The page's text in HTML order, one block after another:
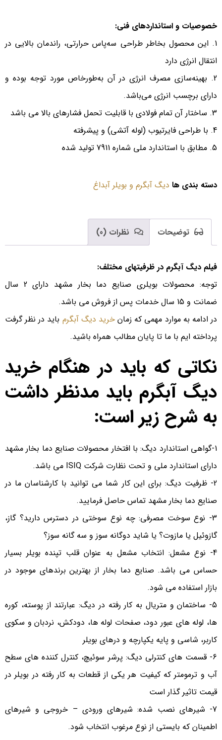
خصوصیات و استانداردهای فنی:
این محصول بخاطر طراحی سه‌پاس حرارتی، راندمان بالایی در
انتقال انرژی دارد
بهینه‌سازی مصرف انرژی در آن به‌طورخاص مورد توجه بوده و
دارای برچسب انرژی می‌باشد.
ساختار آن تمام فولادی با قابلیت تحمل فشارهای بالا می باشد
با طراحی فایرتیوب (لوله آتشی) و پیشرفته
مطابق با استاندارد ملی شماره 7911 تولید شده
دسته بندی ها دیگ آبگرم و بویلر آبداغ
توضیحات نظرات (0)
فیلم دیگ آبگرم در ظرفیتهای مختلف:
توجه: محصولات بویلری صنایع دما بخار مشهد دارای 2 سال
ضمانت و 15 سال خدمات پس از فروش می باشد.
در ادامه به موارد مهمی که زمانخرید دیگ آبگرم باید در نظر گرفت
پرداخته ایم با ما تا پایان مطالب همراه باشید.
نکاتی که باید در هنگام خرید
دیگ آبگرم باید مدنظر داشت
به شرح زیر است:
1-گواهی استاندارد دیگ: با افتخار محصولات صنایع دما بخار مشهد
دارای استاندارد ملی و تحت نظارت شرکت ISIQ می باشد.
2- ظرفیت دیگ: برای این کار شما می توانید با کارشناسان ما در
صنایع دما بخار مشهد تماس حاصل فرمایید.
3- نوع سوخت مصرفی: چه نوع سوختی در دسترس دارید؟ گاز،
گازوئیل یا مازوت؟ یا شاید دوگانه سوز و سه گانه سوز؟
4- نوع مشعل: انتخاب مشعل به عنوان قلب تپنده بویلر بسیار
حساس می باشد. صنایع دما بخار از بهترین برندهای موجود در
بازار استفاده می شود.
5- ساختمان و متریال به کار رفته در دیگ: عبارتند از پوسته، کوره
ها، لوله های عبور دود، صفحات لوله ها، دودکش، نردبان و سکوی
کاربر، شاسی و پایه یکپارچه و درهای بویلر
6- قسمت های کنترلی دیگ: پرشر سوئیچ، کنترل کننده های سطح
آب و ترمومتر که کیفیت هر یکی از قطعات به کار رفته در بویلر در
قیمت تاثیر گذار است
7- شیرهای نصب شده: شیرهای ورودی – خروجی و شیرهای
اطمینان که بایستی از نوع مرغوب انتخاب شود.